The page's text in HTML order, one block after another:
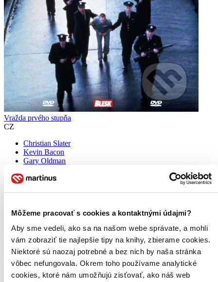
Môžeme pracovať s cookies a kontaktnými údajmi?
Aby sme vedeli, ako sa na našom webe správate, a mohli
vám zobraziť tie najlepšie tipy na knihy, zbierame cookies.
Niektoré sú naozaj potrebné a bez nich by naša stránka
vôbec nefungovala. Okrem toho používame analytické
cookies, ktoré nám umožňujú zisťovať, ako náš web
Vražda prvého stupňa
CZ
Christian Slater
Kevin Bacon
Gary Oldman
William H. Macy
Henry Young (Kevin Bacon) si odpykáva trest za krádež vo väzení
prezradený a Henry putuje na samotku. V neľudských podmienkach
DVD film
Do 4 – 6 dní
Tento produkt momentálne nemáme na sklade, ale zvyčajne
vám ho vieme zabezpečiť a odoslať do 4 – 6 dní. A